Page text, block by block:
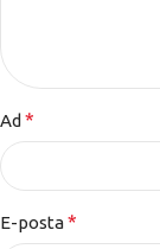
Ad *
E-posta*